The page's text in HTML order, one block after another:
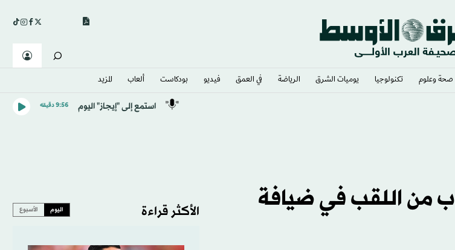
صحة وعلوم تكنولوجيا يوميات الشرق​ الرياضة في العمق فيديو بودكاست ألعاب المزيد
استمع إلى "إيجاز" اليوم 9:56 دقيقه
من اللقب في ضيافة
الأكثر قراءة اليوم الأسبوع